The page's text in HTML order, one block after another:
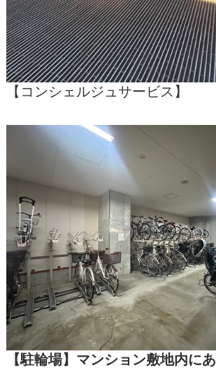
【コンシェルジュサービス】
【駐輪場】マンション敷地内に